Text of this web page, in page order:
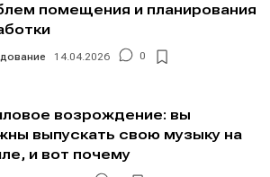
помещения и планирования
14.04.2026 0
возрождение: вы
выпускать свою музыку на
и вот почему